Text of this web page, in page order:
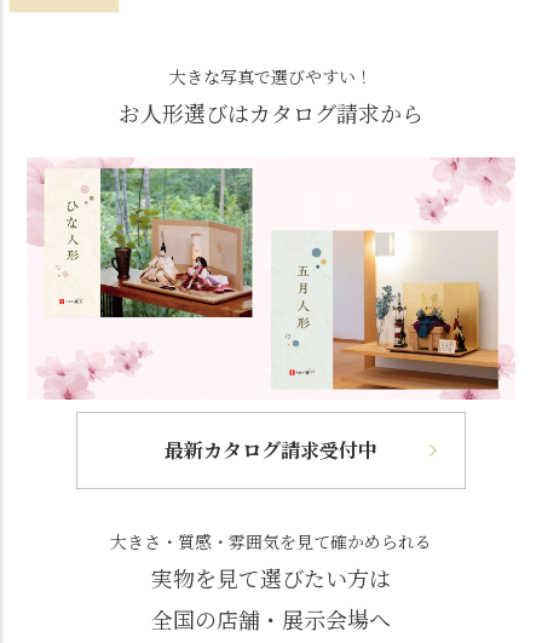
大きな写真で選びやすい！
お人形選びはカタログ請求から
最新カタログ請求受付中
大きさ・質感・雰囲気を見て確かめられる
実物を見て選びたい方は
全国の店舗・展示会場へ